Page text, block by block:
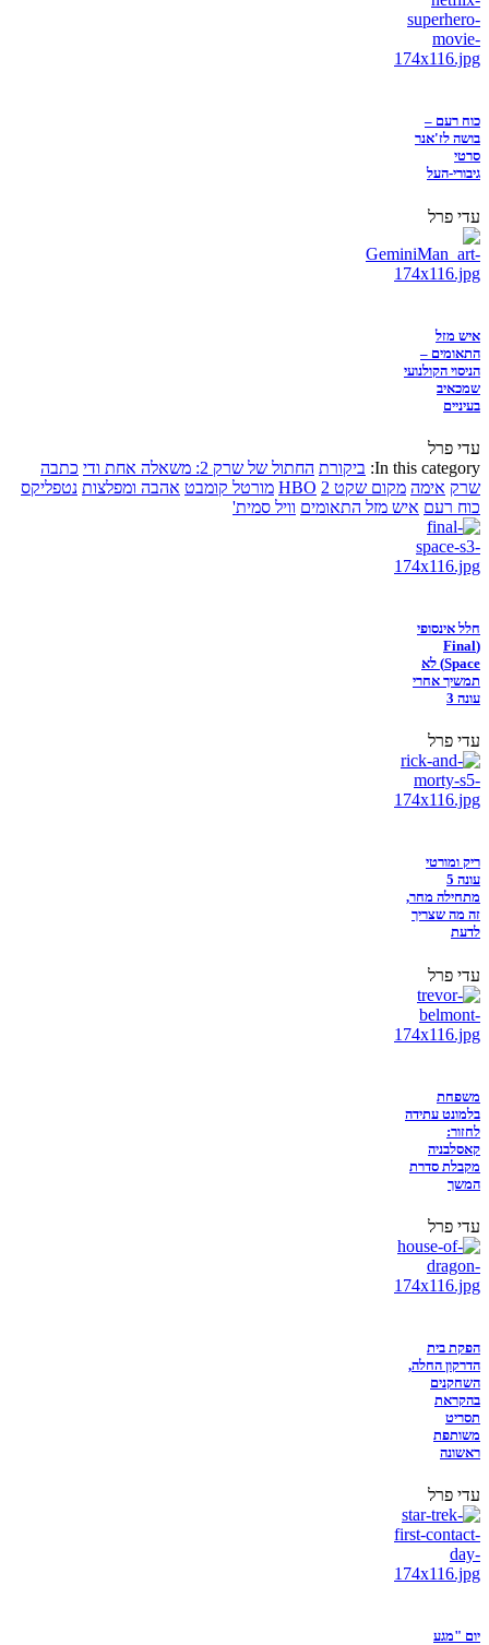
כוח רעם –
בושה לז'אנר
סרטי
גיבורי-העל
עדי פרל
איש מזל
התאומים –
הניסוי הקולנועי
שמכאיב
בעיניים
עדי פרל
In this category: ביקורת החתול של שרק 2: משאלה אחת ודי
כתבה
שרק אימה מקום שקט 2 HBO מורטל קומבט אהבה ומפלצות נטפליקס
כוח רעם איש מזל התאומים וויל סמית'
חלל אינסופי
(Final
Space) לא
תמשיך אחרי
עונה 3
עדי פרל
ריק ומורטי
עונה 5
מתחילה מחר,
זה מה שצריך
לדעת
עדי פרל
משפחת
בלמונט עתידה
לחזור:
קאסלבניה
מקבלת סדרת
המשך
עדי פרל
הפקת בית
הדרקון החלה,
השחקנים
בהקראת
תסריט
משותפת
ראשונה
עדי פרל
יום "מגע